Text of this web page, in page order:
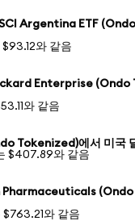
Argentina ETF
와 같음
Enterprise (Ondo
와 같음
Tokenized)에서 미국
$407.89와 같음
Pharmaceuticals (Ondo
$763.21와 같음